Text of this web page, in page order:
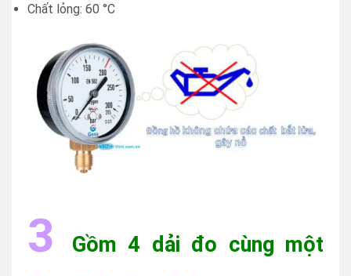
Chất lỏng: 60 °C
3
Gồm 4 dải đo cùng một